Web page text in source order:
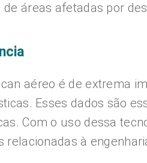
de áreas afetadas por
aéreo é de extrema
Esses dados são
Com o uso dessa
relacionadas à